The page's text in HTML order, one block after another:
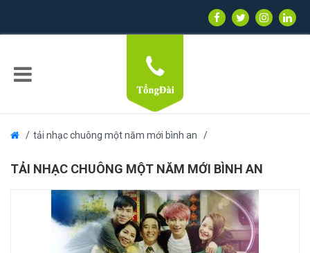
tải nhạc chuông một năm mới bình an
TẢI NHẠC CHUÔNG MỘT NĂM MỚI BÌNH AN